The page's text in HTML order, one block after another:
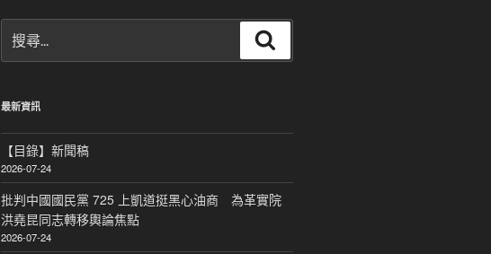
尋
關
字:
尋
最新資訊
【目錄】新聞稿
2026-07-24
批判中國國民黨 725 上凱道挺黑心油商 為革實院
洪堯昆同志轉移輿論焦點
2026-07-24